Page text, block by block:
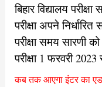
बिहार विद्यालय
परीक्षा अपने
परीक्षा समय सारणी
परीक्षा 1 फरवरी
कब तक आएगा इंटर का